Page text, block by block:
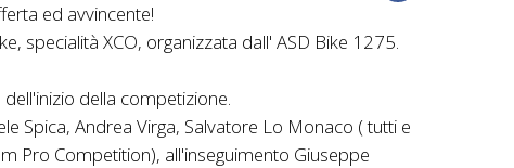
ed avvincente!
specialità XCO, organizzata dall' ASD Bike 1275.
della competizione.
Spica, Andrea Virga, Salvatore Lo Monaco ( tutti e
Pro Competition), all'inseguimento Giuseppe